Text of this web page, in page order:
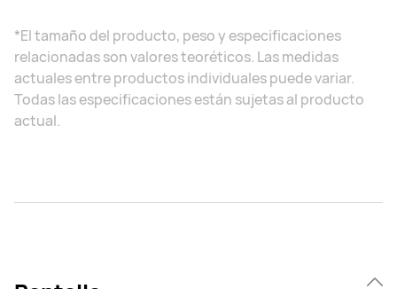
*El tamaño del producto, peso y especificaciones
relacionadas son valores teoréticos. Las medidas
actuales entre productos individuales puede variar.
Todas las especificaciones están sujetas al producto
actual.